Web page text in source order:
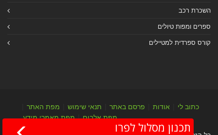
השכרת רכב
ספרים ומפות טיולים
קורס ספרדית למטיילים
כתוב לי אודות פרסם באתר תנאי שימוש מפת האתר
מפת אלבום|מפת מאמרי מידע
תכנון מסלול לפרו